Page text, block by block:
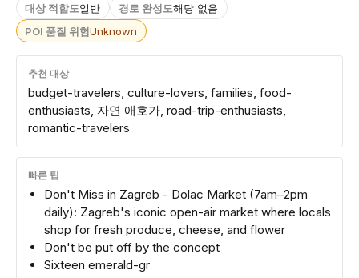
대상 적합도일반 경로 완성도해당 없음
POI 품질 위험Unknown
추천 대상
budget-travelers, culture-lovers, families, food-
enthusiasts, 자연 애호가, road-trip-enthusiasts,
romantic-travelers
빠른 팁
Don't Miss in Zagreb - Dolac Market (7am–2pm
daily): Zagreb's iconic open-air market where locals
shop for fresh produce, cheese, and flower
Don't be put off by the concept
Sixteen emerald-gr